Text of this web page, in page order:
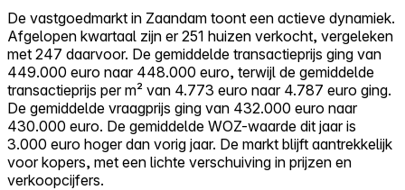
De vastgoedmarkt in Zaandam toont een actieve dynamiek.
Afgelopen kwartaal zijn er 251 huizen verkocht, vergeleken
met 247 daarvoor. De gemiddelde transactieprijs ging van
449.000 euro naar 448.000 euro, terwijl de gemiddelde
transactieprijs per m² van 4.773 euro naar 4.787 euro ging.
De gemiddelde vraagprijs ging van 432.000 euro naar
430.000 euro. De gemiddelde WOZ-waarde dit jaar is
3.000 euro hoger dan vorig jaar. De markt blijft aantrekkelijk
voor kopers, met een lichte verschuiving in prijzen en
verkoopcijfers.